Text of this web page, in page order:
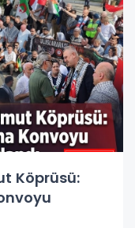
Köprüsü: